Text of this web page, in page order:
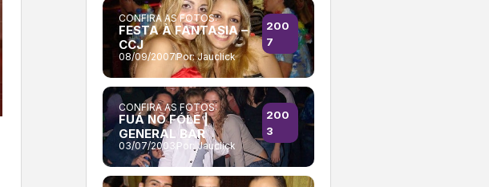
CONFIRA AS FOTOS:
FESTA À FANTASIA –
CCJ
08/09/2007Por:Jauclick
200
7
CONFIRA AS FOTOS:
FUÁ NO FÓLE |
GENERAL BAR
03/07/2003Por: Jauclick
200
3